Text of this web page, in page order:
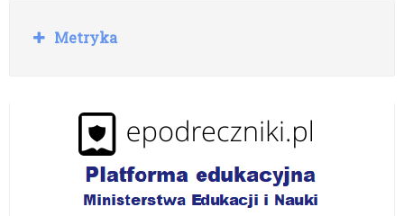
R
o
Metryka